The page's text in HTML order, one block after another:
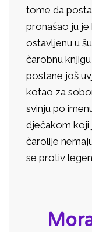
tome da
pronašao ju
ostavljenu u
čarobnu
postane još
kotao za
svinju po
dječakom koji
čarolije
se protiv